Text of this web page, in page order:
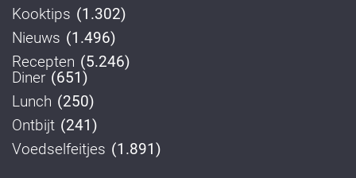
Kooktips (1.302)
Nieuws (1.496)
Recepten (5.246)
Diner (651)
Lunch (250)
Ontbijt (241)
Voedselfeitjes (1.891)